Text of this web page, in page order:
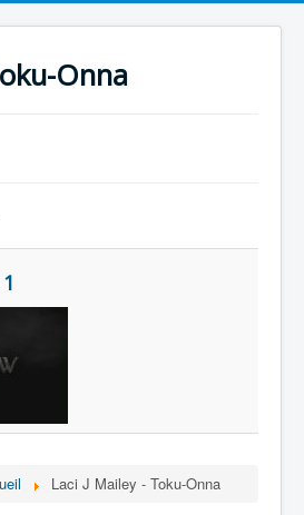
Onna
Laci J Mailey - Toku-Onna